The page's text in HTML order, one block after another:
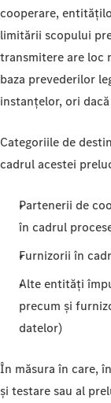
cooperare,
limitării scopului
transmitere are loc
baza prevederilor
instanțelor, ori
Categoriile de
cadrul acestei
Partenerii de
în cadrul
Furnizorii în
Alte entități
precum și
datelor)
În măsura în care,
și testare sau al